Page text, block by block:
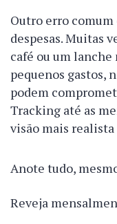
Outro erro comum
despesas. Muitas
café ou um lanche
pequenos gastos,
podem
Tracking até as
visão mais realista
Anote tudo,
Reveja